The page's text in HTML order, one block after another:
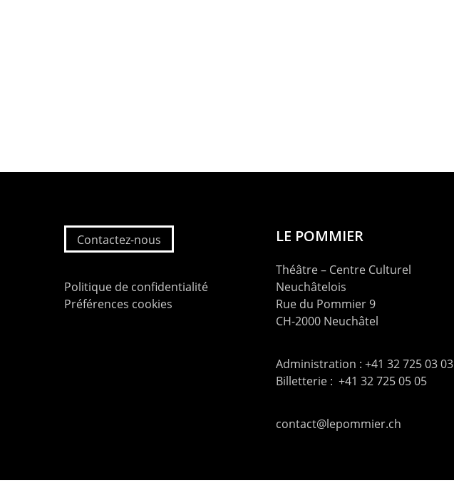
Contactez-nous
Politique de confidentialité
Préférences cookies
LE POMMIER
Théâtre – Centre Culturel
Neuchâtelois
Rue du Pommier 9
CH-2000 Neuchâtel
Administration : +41 32 725 03 03
Billetterie : +41 32 725 05 05
contact@lepommier.ch